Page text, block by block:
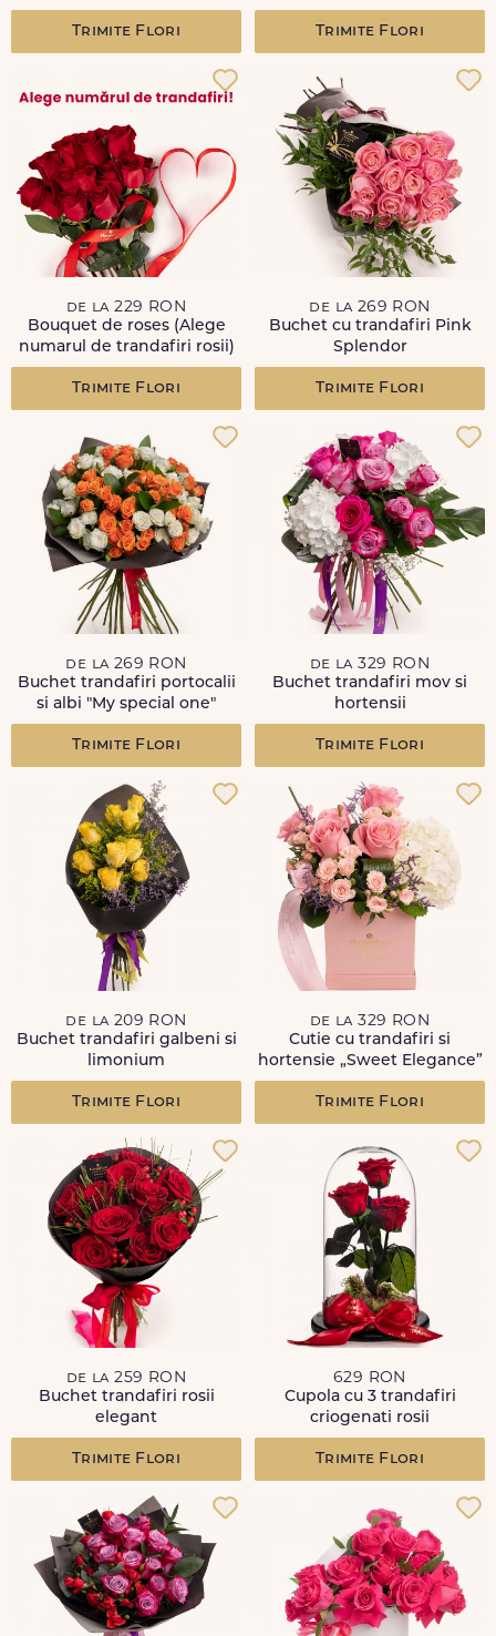
Trimite Flori Trimite Flori
de la 229 RON
Bouquet de roses (Alege
numarul de trandafiri rosii)
Trimite Flori
de la 269 RON
Buchet cu trandafiri Pink
Splendor
Trimite Flori
de la 269 RON
Buchet trandafiri portocalii
si albi "My special one"
Trimite Flori
de la 329 RON
Buchet trandafiri mov si
hortensii
Trimite Flori
de la 209 RON
Buchet trandafiri galbeni si
limonium
Trimite Flori
de la 329 RON
Cutie cu trandafiri si
hortensie „Sweet Elegance”
Trimite Flori
de la 259 RON
Buchet trandafiri rosii
elegant
Trimite Flori
629 RON
Cupola cu 3 trandafiri
criogenati rosii
Trimite Flori